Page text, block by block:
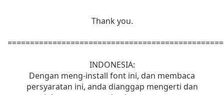
Thank you.
INDONESIA:
Dengan meng-install font ini, dan membaca
persyaratan ini, anda dianggap mengerti dan